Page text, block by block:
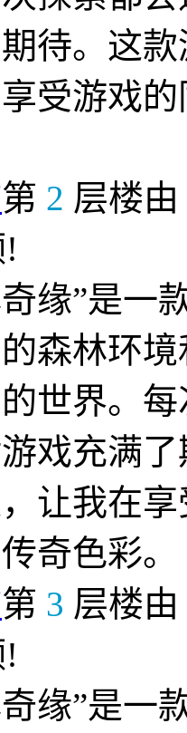
待。这
受游戏
第 2 层楼由
缘”是一
森林环
世界。
戏充满
让我在
奇色彩。
第 3 层楼由
缘”是一